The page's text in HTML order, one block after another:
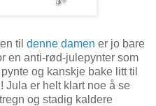
til denne damen er jo bare
en anti-rød-julepynter som
og kanskje bake litt til
Jula er helt klart noe å se
og stadig kaldere